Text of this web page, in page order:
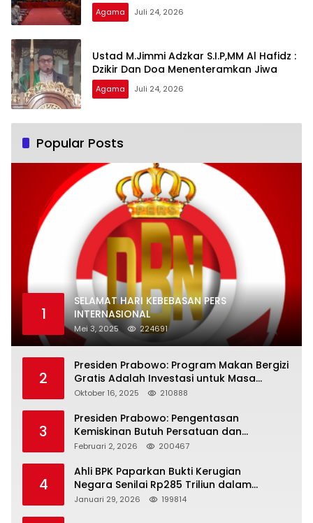
Agama Juli 24, 2026
Ustad M.Jimmi Adzkar S.I.P,MM Al Hafidz :
Dzikir Dan Doa Menenteramkan Jiwa
Agama Juli 24, 2026
Popular Posts
1
SELAMAT HARI KEBEBASAN PERS
INTERNASIONAL
Mei 3, 2025 224691
2
Presiden Prabowo: Program Makan Bergizi
Gratis Adalah Investasi untuk Masa
Depan Bangsa
Oktober 16, 2025 210888
3
Presiden Prabowo: Pengentasan
Kemiskinan Butuh Persatuan dan
Kepemimpinan yang Bertanggung Jawab
Februari 2, 2026 200467
4
Ahli BPK Paparkan Bukti Kerugian
Negara Senilai Rp285 Triliun dalam
Persidangan Korupsi PT Pertamina
Januari 29, 2026 199814